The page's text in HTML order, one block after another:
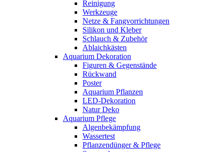
Reinigung
Werkzeuge
Netze & Fangvorrichtungen
Silikon und Kleber
Schlauch & Zubehör
Ablaichkästen
Aquarium Dekoration
Figuren & Gegenstände
Rückwand
Poster
Aquarium Pflanzen
LED-Dekoration
Natur Deko
Aquarium Pflege
Algenbekämpfung
Wassertest
Pflanzendünger & Pflege